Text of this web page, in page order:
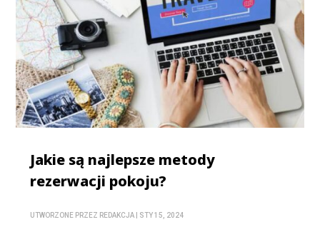
Jakie są najlepsze metody
rezerwacji pokoju?
UTWORZONE PRZEZ REDAKCJA STY 15, 2024